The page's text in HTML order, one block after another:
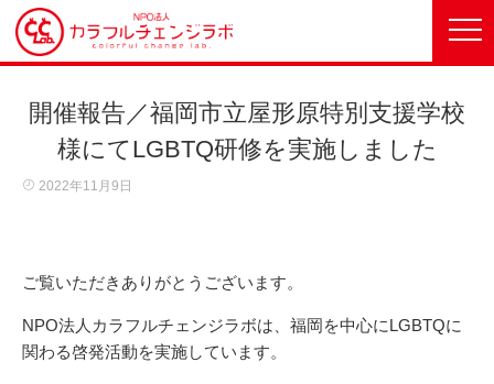
開催報告／福岡市立屋形原特別支援学校
様にてLGBTQ研修を実施しました
2022年11月9日
ご覧いただきありがとうございます。
NPO法人カラフルチェンジラボは、福岡を中心にLGBTQに
関わる啓発活動を実施しています。